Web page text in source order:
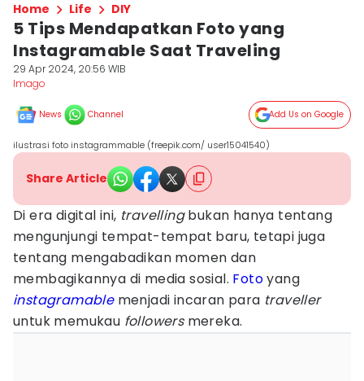
Home Life DIY
5 Tips Mendapatkan Foto yang
Instagramable Saat Traveling
29 Apr 2024, 20:56 WIB
Imago
News Channel Add Us on Google
ilustrasi foto instagrammable (freepik.com/ user15041540)
Share Article
Di era digital ini, travellingbukan hanya tentang
mengunjungi tempat-tempat baru, tetapi juga
tentang mengabadikan momen dan
membagikannya di media sosial. Fotoyang
instagramablemenjadi incaran para traveller
untuk memukau followersmereka.